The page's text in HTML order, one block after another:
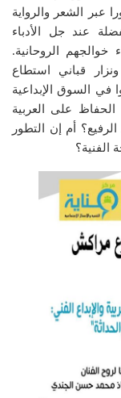
عبر الشعر والرواية
عند جل الأدباء
خوالجهم الروحانية.
قباني استطاع
في السوق الإبداعية
الحفاظ على العربية
أم إن التطور
الفنية؟